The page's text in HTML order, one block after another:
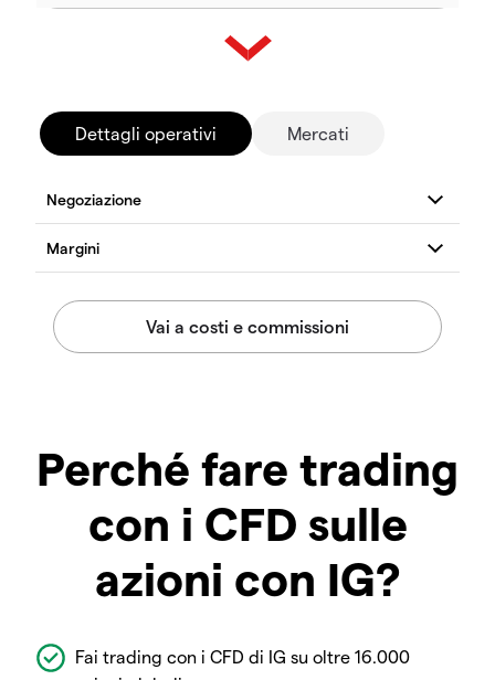
Dettagli operativi Mercati
Perché fare trading
con i CFD sulle
azioni con IG?
Fai trading con i CFD di IG su oltre 16.000